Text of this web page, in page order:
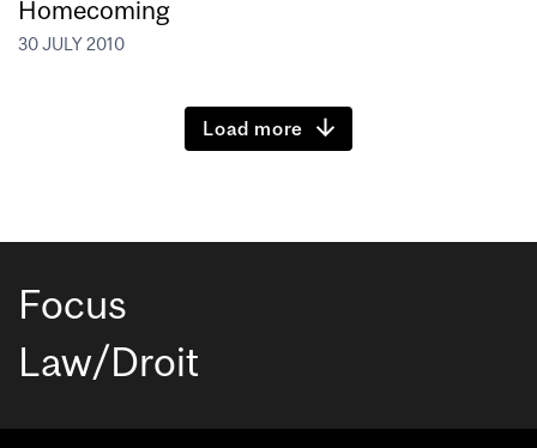
Homecoming
30 JULY 2010
Load more
Focus
Law/Droit